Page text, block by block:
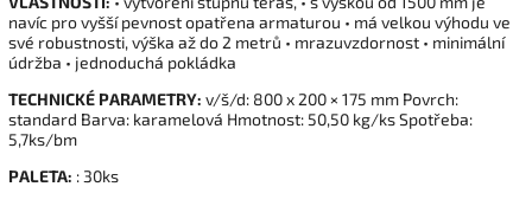
navíc pro vyšší pevnost opatřena armaturou • má velkou výhodu ve
své robustnosti, výška až do 2 metrů • mrazuvzdornost • minimální
údržba • jednoduchá pokládka
TECHNICKÉ PARAMETRY: v/š/d: 800 x 200 × 175 mm Povrch:
standard Barva: karamelová Hmotnost: 50,50 kg/ks Spotřeba:
5,7ks/bm
PALETA: : 30ks